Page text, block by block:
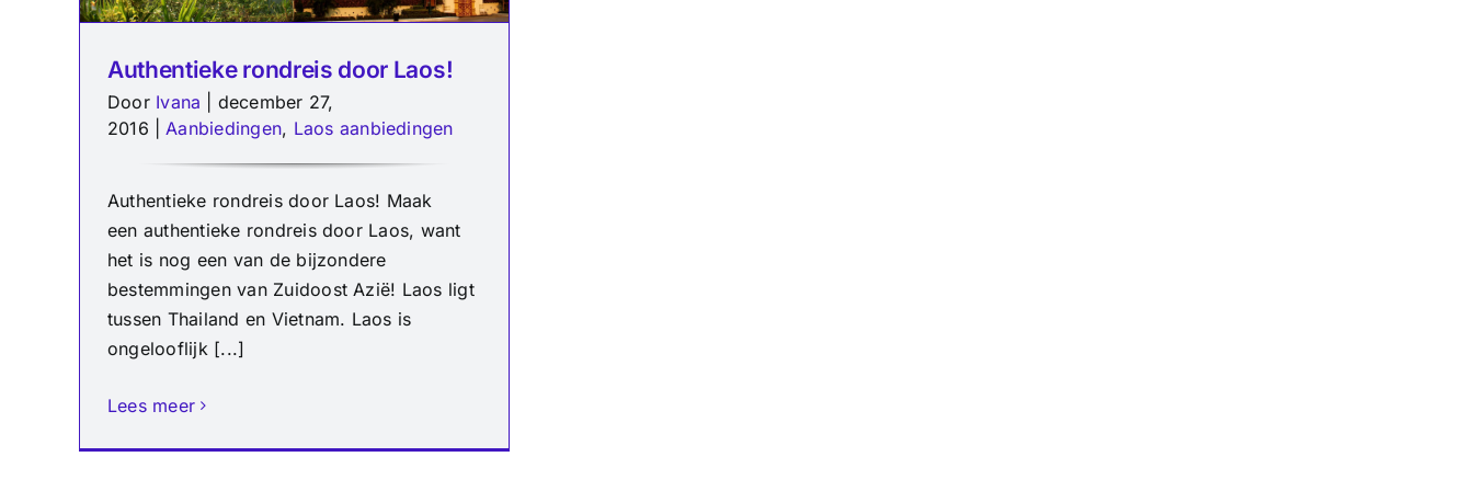
Authentieke rondreis door Laos!
Door Ivana
december 27,
2016
Aanbiedingen, Laos aanbiedingen
Authentieke rondreis door Laos! Maak
een authentieke rondreis door Laos, want
het is nog een van de bijzondere
bestemmingen van Zuidoost Azië! Laos ligt
tussen Thailand en Vietnam. Laos is
ongelooflijk [...]
Lees meer